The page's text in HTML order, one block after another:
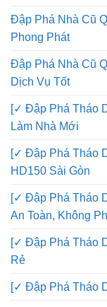
Đập Phá Nhà Cũ
Phong Phát
Đập Phá Nhà Cũ
Dịch Vụ Tốt
[✓ Đập Phá Tháo
Làm Nhà Mới
[✓ Đập Phá Tháo
HD150 Sài Gòn
[✓ Đập Phá Tháo
An Toàn, Không
[✓ Đập Phá Tháo
Rẻ
[✓ Đập Phá Tháo